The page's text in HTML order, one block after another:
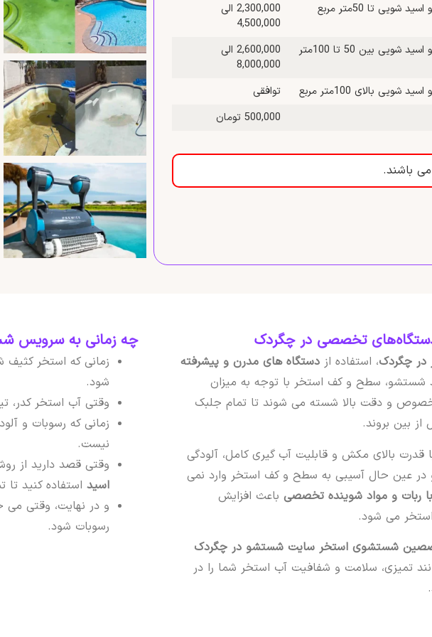
تا 50متر مربع
2,300,000 الی
4,500,000
قیمت نظافت استخر به وسیله واتر جت و اسید شویی بین 50 تا 100متر
2,600,000 الی
8,000,000
بالای 100متر مربع
توافقی
500,000 تومان
باشند.
تخصصی در چگردک
چگردک، استفاده از دستگاه های مدرن و پیشرفته
شستشو، سطح و کف استخر با توجه به میزان
و دقت بالا شسته می شوند تا تمام جلبک
بین بروند.
قدرت بالای مکش و قابلیت آب گیری کامل، آلودگی
در عین حال آسیبی به سطح و کف استخر وارد نمی
ربات و مواد شوینده تخصصی باعث افزایش
می شود.
شستشوی استخر سایت شستشو در چگردک
تمیزی، سلامت و شفافیت آب استخر شما را در
چه زمانی به سرویس
زمانی که استخر کثیف
شود.
وقتی آب استخر کدر،
زمانی که رسوبات و
نیست.
وقتی قصد دارید از
اسید استفاده کنید
و در نهایت، وقتی می
رسوبات شود.